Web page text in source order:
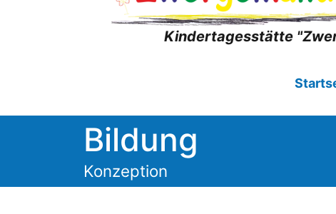
Kindertagesstätte
Bildung
Konzeption